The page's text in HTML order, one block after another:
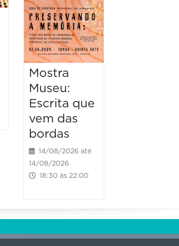
Mostra
Museu:
Escrita que
vem das
bordas
14/08/2026 até
14/08/2026
18:30 às 22:00